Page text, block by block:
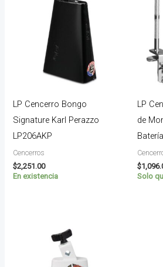
LP Cencerro Bongo
Signature Karl Perazzo
LP206AKP
Cencerros
$2,251.00
En existencia
LP
de
$
Solo